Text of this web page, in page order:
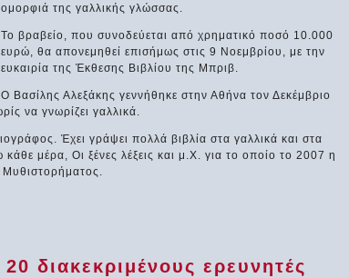
ομορφιά της γαλλικής γλώσσας.
Το βραβείο, που συνοδεύεται από χρηματικό ποσό 10.000
ευρώ, θα απονεμηθεί επισήμως στις 9 Νοεμβρίου, με την
ευκαιρία της Έκθεσης Βιβλίου της Μπριβ.
Ο Βασίλης Αλεξάκης γεννήθηκε στην Αθήνα τον Δεκέμβριο
να γνωρίζει γαλλικά.
Έχει γράψει πολλά βιβλία στα γαλλικά και στα
μέρα, Οι ξένες λέξεις και μ.Χ. για το οποίο το 2007 η
Μυθιστορήματος.
διακεκριμένους ερευνητές